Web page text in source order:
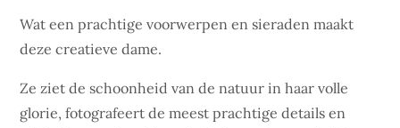
Wat een prachtige voorwerpen en sieraden maakt
deze creatieve dame.
Ze ziet de schoonheid van de natuur in haar volle
glorie, fotografeert de meest prachtige details en